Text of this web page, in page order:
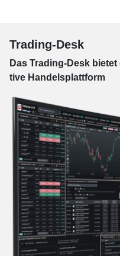
Trading-Desk
Das Trading-Desk
tive Han­dels­platt­form